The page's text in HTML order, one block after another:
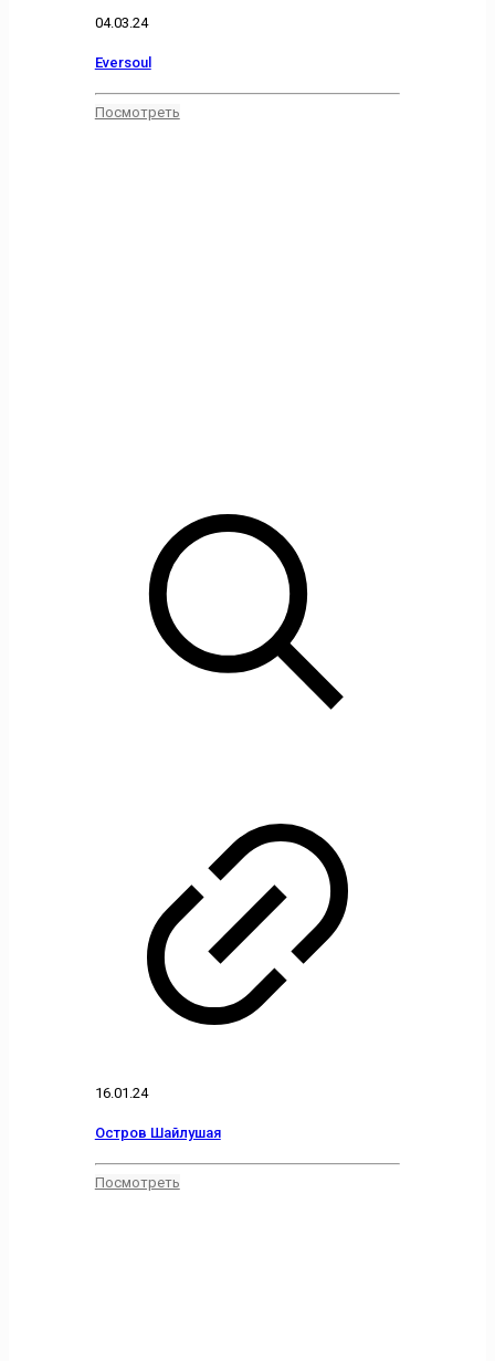
04.03.24
Eversoul
Посмотреть
16.01.24
Остров Шайлушая
Посмотреть